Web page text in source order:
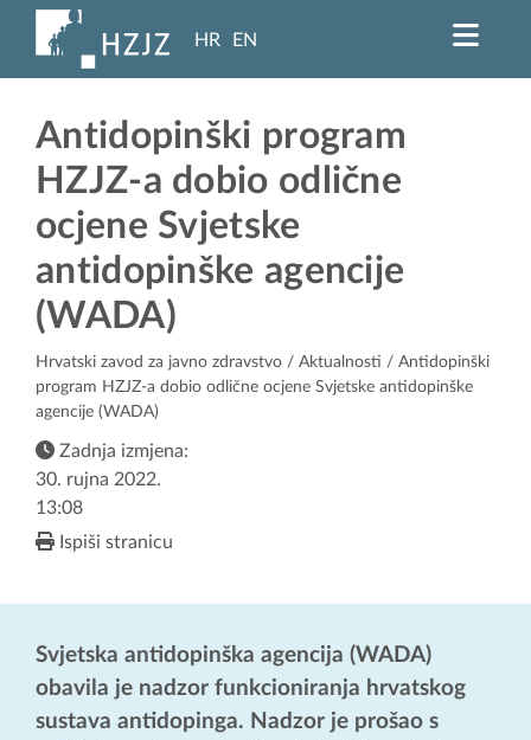
HR EN
Antidopinški program
HZJZ-a dobio odlične
ocjene Svjetske
antidopinške agencije
(WADA)
Hrvatski zavod za javno zdravstvo / Aktualnosti / Antidopinški
program HZJZ-a dobio odlične ocjene Svjetske antidopinške
agencije (WADA)
Zadnja izmjena:
30. rujna 2022.
13:08
Ispiši stranicu
Svjetska antidopinška agencija (WADA)
obavila je nadzor funkcioniranja hrvatskog
sustava antidopinga. Nadzor je prošao s